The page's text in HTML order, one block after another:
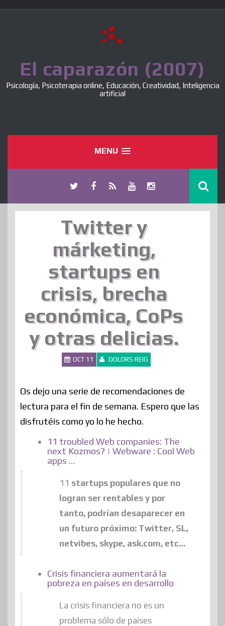
El caparazón (2007)
Psicología, Psicoterapia online, Educación, Creatividad, Inteligencia
artificial
MENU
Twitter y
márketing,
startups en
crisis, brecha
económica, CoPs
y otras delicias.
OCT 11 DOLORS REIG
Os dejo una serie de recomendaciones de
lectura para el fin de semana. Espero que las
disfrutéis como yo lo he hecho.
11 troubled Web companies: The
next Kozmos? | Webware : Cool Web
apps …
11 startups populares que no
logran ser rentables y por
tanto, podrían desaparecer en
un futuro próximo: Twitter, SL,
netvibes, skype, ask.com, etc…
Crisis financiera aumentará la
pobreza en países en desarrollo
La crisis financiera no es un
problema sólo de países